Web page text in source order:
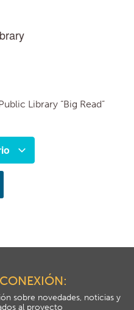
Library “Big Read”
sobre novedades, noticias y
al proyecto